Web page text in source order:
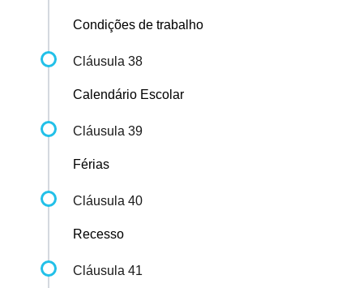
Condições de trabalho
Cláusula 38
Calendário Escolar
Cláusula 39
Férias
Cláusula 40
Recesso
Cláusula 41